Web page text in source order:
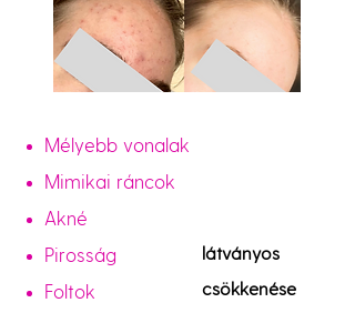
Mélyebb vonalak
Mimikai ráncok
Akné
Pirosság
Foltok
látványos
csökkenése